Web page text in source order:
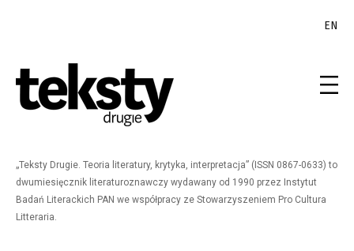
EN
„Teksty Drugie. Teoria literatury, krytyka, interpretacja” (ISSN 0867-0633) to
dwumiesięcznik literaturoznawczy wydawany od 1990 przez Instytut
Badań Literackich PAN we współpracy ze Stowarzyszeniem Pro Cultura
Litteraria.